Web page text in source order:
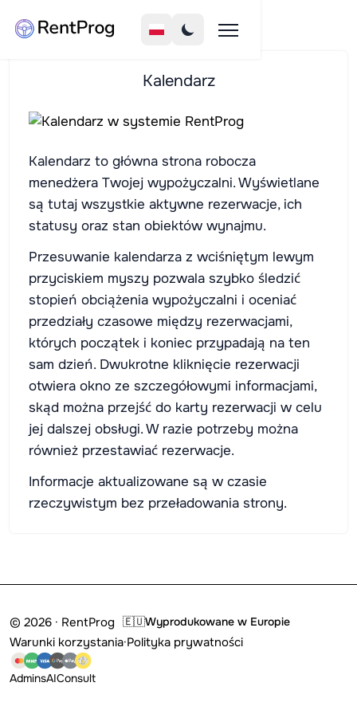
Kalendarz
Kalendarz to główna strona robocza
menedżera Twojej wypożyczalni. Wyświetlane
są tutaj wszystkie aktywne rezerwacje, ich
statusy oraz stan obiektów wynajmu.
Przesuwanie kalendarza z wciśniętym lewym
przyciskiem myszy pozwala szybko śledzić
stopień obciążenia wypożyczalni i oceniać
przedziały czasowe między rezerwacjami,
których początek i koniec przypadają na ten
sam dzień. Dwukrotne kliknięcie rezerwacji
otwiera okno ze szczegółowymi informacjami,
skąd można przejść do karty rezerwacji w celu
jej dalszej obsługi. W razie potrzeby można
również przestawiać rezerwacje.
Informacje aktualizowane są w czasie
rzeczywistym bez przeładowania strony.
© 2026 · RentProg 🇪🇺Wyprodukowane w Europie
Warunki korzystania·Polityka prywatności
AdminsAIConsult